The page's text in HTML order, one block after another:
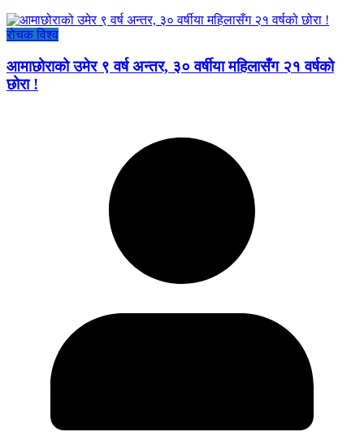
रोचक विश्व
आमाछोराको उमेर ९ वर्ष अन्तर, ३० वर्षीया महिलासँग २१ वर्षको
छोरा !